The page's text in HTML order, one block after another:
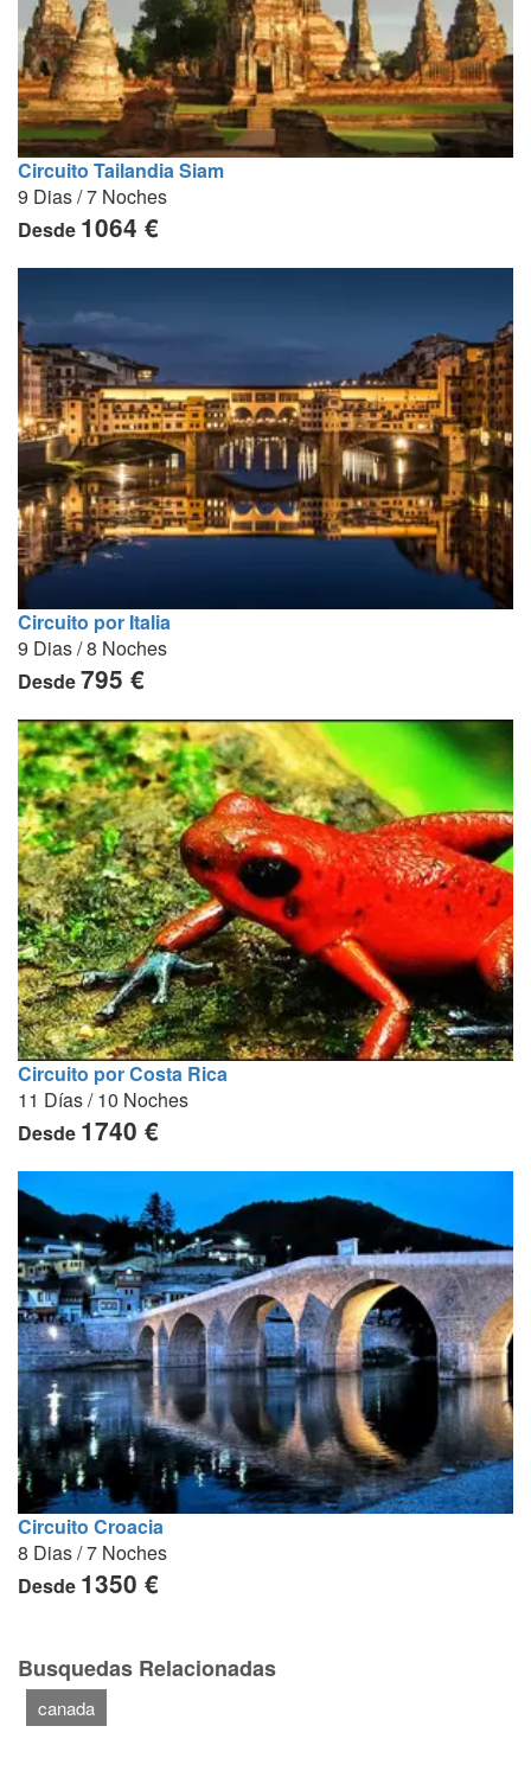
Circuito Tailandia Siam
9 Dias / 7 Noches
Desde 1064 €
Circuito por Italia
9 Dias / 8 Noches
Desde795 €
Circuito por Costa Rica
11 Días / 10 Noches
Desde 1740 €
Circuito Croacia
8 Dias / 7 Noches
Desde 1350 €
Busquedas Relacionadas
canada